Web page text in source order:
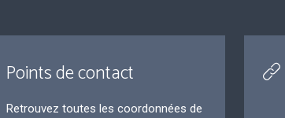
Points de contact
Retrouvez toutes les coordonnées de